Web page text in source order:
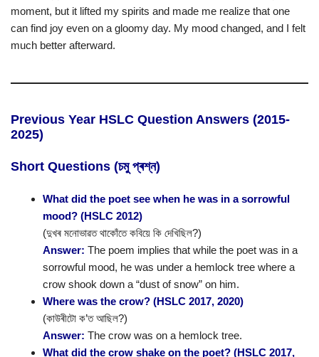
moment, but it lifted my spirits and made me realize that one
can find joy even on a gloomy day. My mood changed, and I felt
much better afterward.
Previous Year HSLC Question Answers (2015-
2025)
Short Questions (চমু প্ৰশ্ন)
What did the poet see when he was in a sorrowful
mood? (HSLC 2012)
(দুখৰ মনোভাৱত থাকোঁতে কবিয়ে কি দেখিছিল?)
Answer: The poem implies that while the poet was in a
sorrowful mood, he was under a hemlock tree where a
crow shook down a “dust of snow” on him.
Where was the crow? (HSLC 2017, 2020)
(কাউৰীটো ক’ত আছিল?)
Answer: The crow was on a hemlock tree.
What did the crow shake on the poet? (HSLC 2017,